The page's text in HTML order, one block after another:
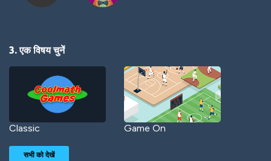
3. एक विषय चुनें
Classic Game On
सभी को देखें